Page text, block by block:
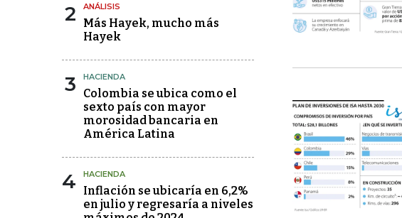
2 ANÁLISIS
Más Hayek, mucho más
Hayek
3 HACIENDA
Colombia se ubica como el
sexto país con mayor
morosidad bancaria en
América Latina
4 HACIENDA
Inflación se ubicaría en 6,2%
en julio y regresaría a niveles